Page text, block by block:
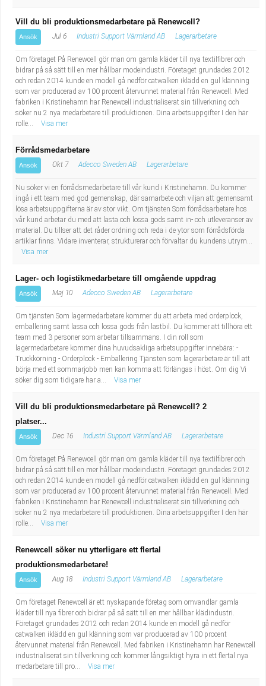
Vill du bli produktionsmedarbetare på Renewcell?
Ansök Jul 6 Industri Support Värmland AB Lagerarbetare
Om företaget På Renewcell gör man om gamla kläder till nya textilfibrer och
bidrar på så sätt till en mer hållbar modeindustri. Företaget grundades 2012
och redan 2014 kunde en modell gå nedför catwalken iklädd en gul klänning
som var producerad av 100 procent återvunnet material från Renewcell. Med
fabriken i Kristinehamn har Renewcell industrialiserat sin tillverkning och
söker nu 2 nya medarbetare till produktionen. Dina arbetsuppgifter I den här
rolle...
Visa mer
Förrådsmedarbetare
Ansök Okt 7 Adecco Sweden AB Lagerarbetare
Nu söker vi en förrådsmedarbetare till vår kund i Kristinehamn. Du kommer
ingå i ett team med god gemenskap, där samarbete och viljan att gemensamt
lösa arbetsuppgifterna är av stor vikt. Om tjänsten Som förrådsarbetare hos
vår kund arbetar du med att lasta och lossa gods samt in- och utleveranser av
material. Du tillser att det råder ordning och reda i de ytor som förrådsförda
artiklar finns. Vidare inventerar, strukturerar och förvaltar du kundens utrym...
Visa mer
Lager- och logistikmedarbetare till omgående uppdrag
Ansök Maj 10 Adecco Sweden AB Lagerarbetare
Om tjänsten Som lagermedarbetare kommer du att arbeta med orderplock,
emballering samt lassa och lossa gods från lastbil. Du kommer att tillhöra ett
team med 3 personer som arbetar tillsammans. I din roll som
lagermedarbetare kommer dina huvudsakliga arbetsuppgifter innebära: -
Truckkörning - Orderplock - Emballering Tjänsten som lagerarbetare är till att
börja med ett sommarjobb men kan komma att förlängas i höst. Om dig Vi
söker dig som tidigare har a...
Visa mer
Vill du bli produktionsmedarbetare på Renewcell? 2
platser...
Ansök Dec 16 Industri Support Värmland AB Lagerarbetare
Om företaget På Renewcell gör man om gamla kläder till nya textilfibrer och
bidrar på så sätt till en mer hållbar modeindustri. Företaget grundades 2012
och redan 2014 kunde en modell gå nedför catwalken iklädd en gul klänning
som var producerad av 100 procent återvunnet material från Renewcell. Med
fabriken i Kristinehamn har Renewcell industrialiserat sin tillverkning och
söker nu 2 nya medarbetare till produktionen. Dina arbetsuppgifter I den här
rolle...
Visa mer
Renewcell söker nu ytterligare ett flertal
produktionsmedarbetare!
Ansök Aug 18 Industri Support Värmland AB Lagerarbetare
Om företaget Renewcell är ett nyskapande företag som omvandlar gamla
kläder till nya fibrer och bidrar på så sätt till en mer hållbar klädindustri.
Företaget grundades 2012 och redan 2014 kunde en modell gå nedför
catwalken iklädd en gul klänning som var producerad av 100 procent
återvunnet material från Renewcell. Med fabriken i Kristinehamn har Renewcell
industrialiserat sin tillverkning och kommer långsiktigt hyra in ett flertal nya
medarbetare till pro...
Visa mer